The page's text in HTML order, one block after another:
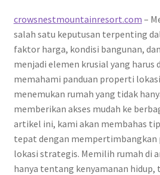
crowsnestmountainresort.com –
salah satu keputusan terpenting
faktor harga, kondisi bangunan,
menjadi elemen krusial yang harus
memahami panduan properti
menemukan rumah yang tidak
memberikan akses mudah ke
artikel ini, kami akan membahas
tepat dengan mempertimbangkan
lokasi strategis. Memilih rumah di
hanya tentang kenyamanan hidup,